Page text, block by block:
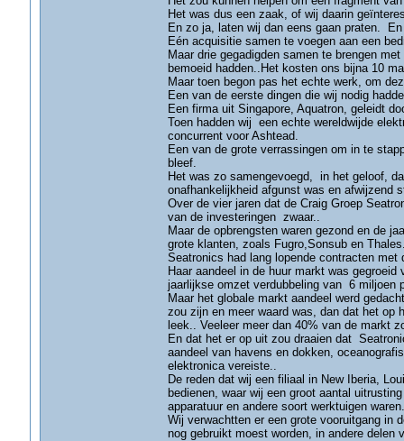
Het was dus een zaak, of wij daarin
En zo ja, laten wij dan eens gaan praten.
Eén acquisitie samen te voegen aan een
Maar drie gegadigden samen te brengen
bemoeid hadden..Het kosten ons bijna 10
Maar toen begon pas het echte werk, om
Een van de eerste dingen die wij nodig
Een firma uit Singapore, Aquatron, geleidt
Toen hadden wij een echte wereldwijde
concurrent voor Ashtead.
Een van de grote verrassingen om in te
bleef.
Het was zo samengevoegd, in het geloof,
onafhankelijkheid afgunst was en afwijzend
Over de vier jaren dat de Craig Groep
van de investeringen zwaar..
Maar de opbrengsten waren gezond en de
grote klanten, zoals Fugro,Sonsub en
Seatronics had lang lopende contracten
Haar aandeel in de huur markt was
jaarlijkse omzet verdubbeling van 6 miljoen
Maar het globale markt aandeel werd
zou zijn en meer waard was, dan dat het op
leek.. Veeleer meer dan 40% van de markt
En dat het er op uit zou draaien dat
aandeel van havens en dokken,
elektronica vereiste..
De reden dat wij een filiaal in New Iberia,
bedienen, waar wij een groot aantal
apparatuur en andere soort werktuigen waren.
Wij verwachtten er een grote vooruitgang in
nog gebruikt moest worden, in andere delen